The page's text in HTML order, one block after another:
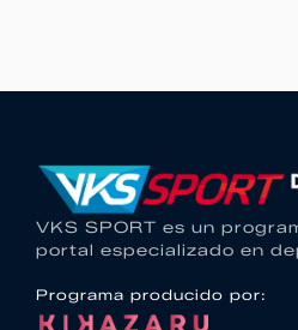
VKS SPORT es un
portal especializado en
Programa producido por: